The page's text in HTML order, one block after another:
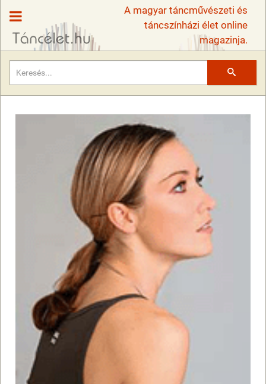
A magyar táncművészeti és
táncszínházi élet online
magazinja.